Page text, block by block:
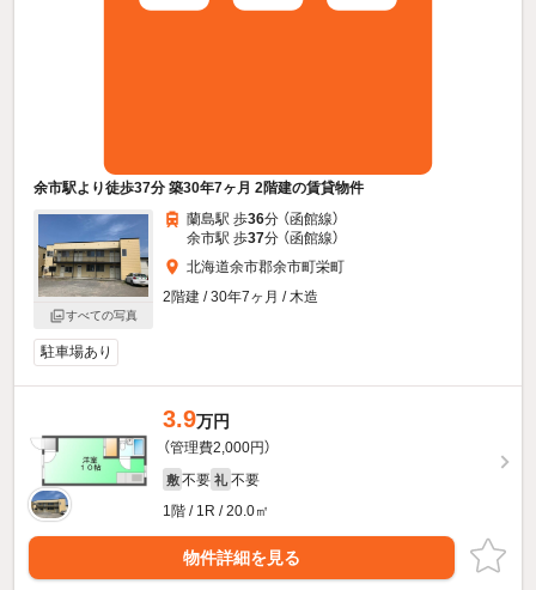
余市駅より徒歩37分 築30年7ヶ月 2階建の賃貸物件
すべての写真
蘭島駅 歩36分 （函館線）
余市駅 歩37分 （函館線）
北海道余市郡余市町栄町
2階建 / 30年7ヶ月 / 木造
駐車場あり
3.9万円
（管理費2,000円）
敷 不要 礼 不要
1階 / 1R / 20.0㎡
物件詳細を見る